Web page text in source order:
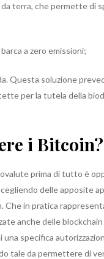
da terra, che permette di
a zero emissioni;
Questa soluzione
per la tutela della
i Bitcoin?
prima di tutto è
delle apposite
Che in pratica
anche delle
una specifica
tale da permettere di